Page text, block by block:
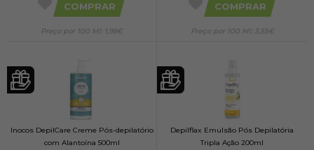
COMPRAR
Preço por 100 Ml: 1,98€
COMPRAR
Preço por 100 Ml: 3,55€
Inocos DepilCare Creme Pós-depilatório
com Alantoína 500ml
Depilflax Emulsão Pós Depilatória
Tripla Ação 200ml